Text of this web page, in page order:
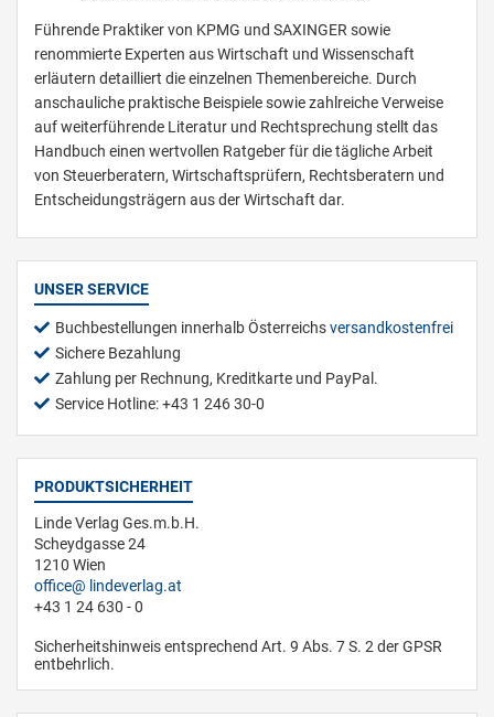
Führende Praktiker von KPMG und SAXINGER sowie
renommierte Experten aus Wirtschaft und Wissenschaft
erläutern detailliert die einzelnen Themenbereiche. Durch
anschauliche praktische Beispiele sowie zahlreiche Verweise
auf weiterführende Literatur und Rechtsprechung stellt das
Handbuch einen wertvollen Ratgeber für die tägliche Arbeit
von Steuerberatern, Wirtschaftsprüfern, Rechtsberatern und
Entscheidungsträgern aus der Wirtschaft dar.
UNSER SERVICE
Buchbestellungen innerhalb Österreichsversandkostenfrei
Sichere Bezahlung
Zahlung per Rechnung, Kreditkarte und PayPal.
Service Hotline: +43 1 246 30-0
PRODUKTSICHERHEIT
Linde Verlag Ges.m.b.H.
Scheydgasse 24
1210 Wien
office
lindeverlag.at
+43 1 24 630 - 0
Sicherheitshinweis entsprechend Art. 9 Abs. 7 S. 2 der GPSR
entbehrlich.